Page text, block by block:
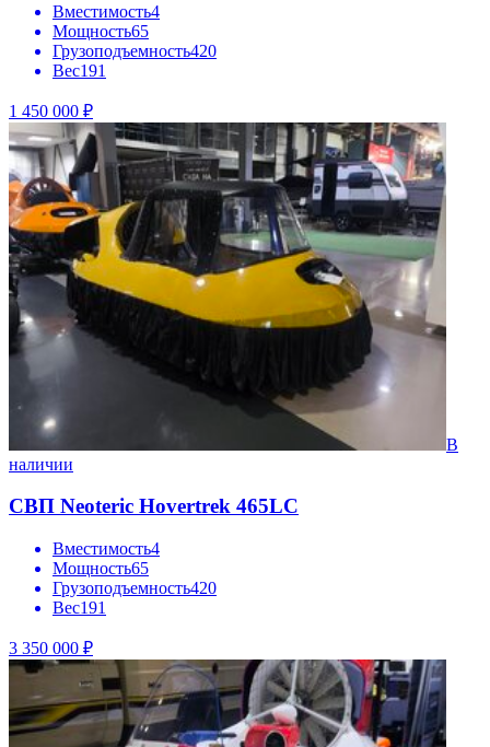
Вместимость4
Мощность65
Грузоподъемность420
Вес191
1 450 000 ₽
В
наличии
СВП Neoteric Hovertrek 465LC
Вместимость4
Мощность65
Грузоподъемность420
Вес191
3 350 000 ₽